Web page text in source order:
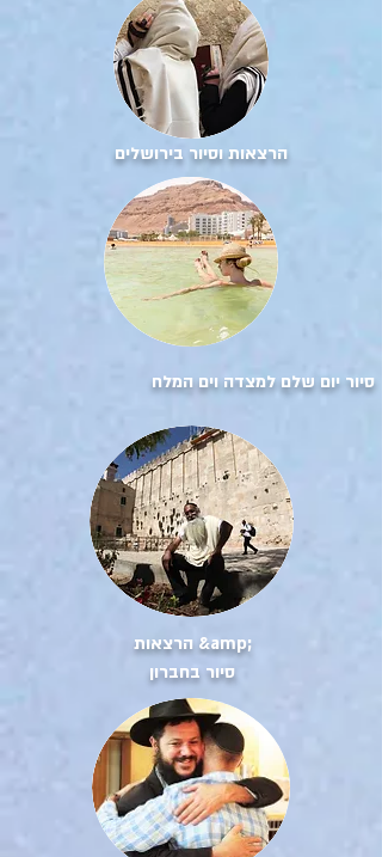
הרצאות וסיור בירושלים
סיור יום שלם למצדה וים המלח
הרצאות &amp;
סיור בחברון